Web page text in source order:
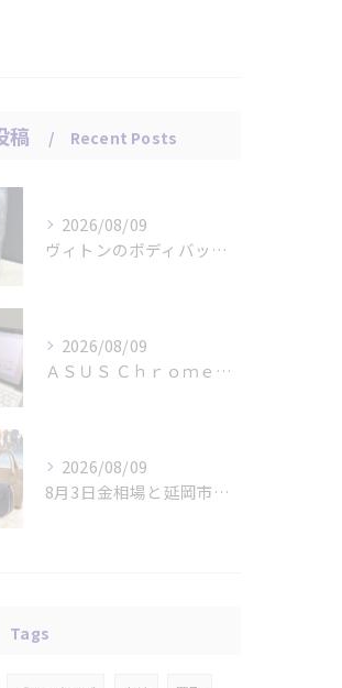
稿 Recent Posts
2026/08/09
ヴィトンのボディバッグ「ダミエ グラフィット アヴェニュー」...
2026/08/09
ＡＳＵＳ Ｃｈｒｏｍｅｂｏｏｋのタブレット パソコンをお買取...
2026/08/09
8月3日金相場と延岡市の貴金属・ブランド品査定
Tags